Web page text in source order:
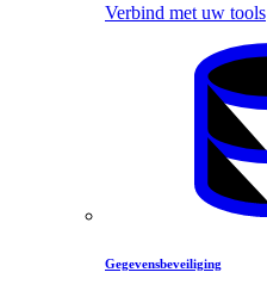
Verbind met uw tools
Gegevensbeveiliging